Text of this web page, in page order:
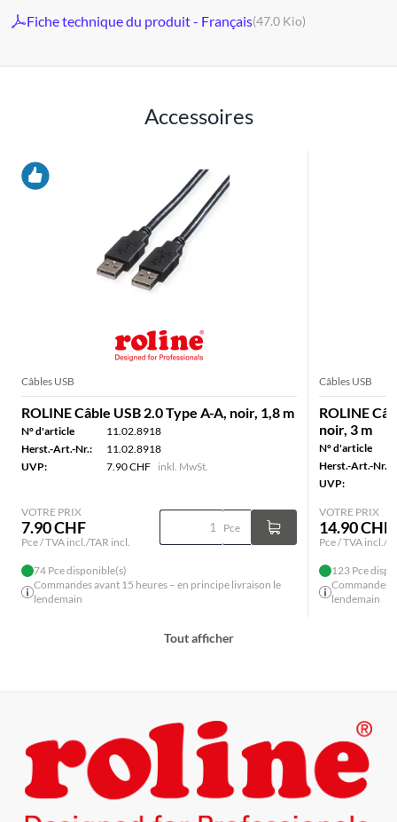
Fiche technique du produit - Français(47.0 Kio)
Accessoires
Câbles USB
ROLINE Câble USB 2.0 Type A-A, noir, 1,8 m
N° d'article
11.02.8918
Herst.-Art.-Nr.:
11.02.8918
UVP:
7.90 CHF inkl. MwSt.
VOTRE PRIX
7.90 CHF
Pce / TVA incl./TAR incl.
Pce
74 Pce disponible(s)
Commandes avant 15 heures – en principe livraison le
lendemain
Câbles USB
ROLINE
noir, 3 m
N° d'article
Herst.-Art.-Nr.:
UVP:
VOTRE PRIX
14.90 CHF
Pce / TVA incl./
123 Pce
Commandes
lendemain
Tout afficher